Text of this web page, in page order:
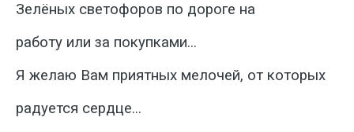
Зелёных светофоров по дороге на
работу или за покупками...
Я желаю Вам приятных мелочей, от которых
радуется сердце...